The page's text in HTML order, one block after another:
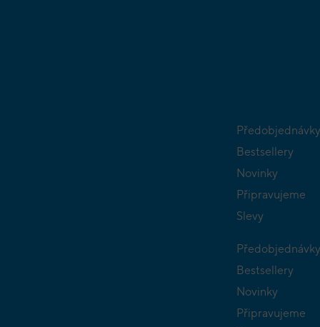
Předobjednávky
Bestsellery
Novinky
Připravujeme
Slevy
Předobjednávky
Bestsellery
Novinky
Připravujeme